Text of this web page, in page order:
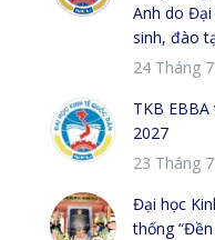
Anh do Đại
sinh, đào
24 Tháng
TKB
2027
23 Tháng
Đại học
thống